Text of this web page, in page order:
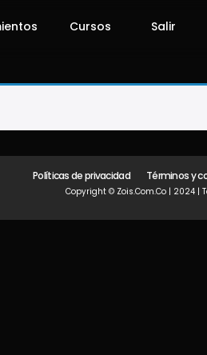
Cursos Salir
Políticas de privacidad Términos y
Copyright © Zois.com.co | 2024 |